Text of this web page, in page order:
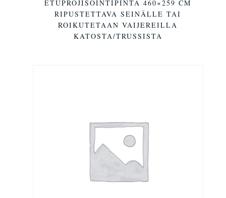
ETUPROJISOINTIPINTA 460×259 CM
RIPUSTETTAVA SEINÄLLE TAI
ROIKUTETAAN VAIJEREILLA
KATOSTA/TRUSSISTA